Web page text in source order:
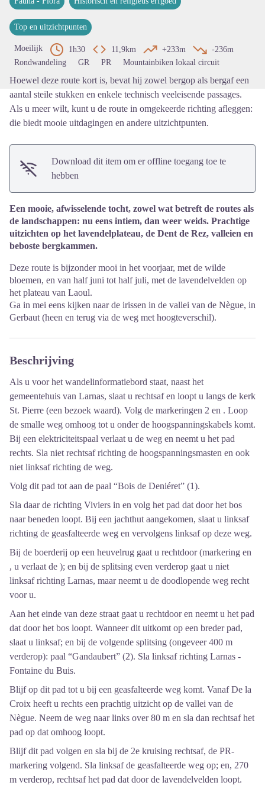
Bekijk de afbeelding op volledig
Top en uitzichtpunten
Moeilijk 1h30 11,9km +233m
-236m
Rondwandeling
GR PR Mountainbiken lokaal circuit
Hoewel deze route kort is, bevat hij zowel bergop als bergaf een
aantal steile stukken en enkele technisch veeleisende passages.
Als u meer wilt, kunt u de route in omgekeerde richting afleggen:
die biedt mooie uitdagingen en andere uitzichtpunten.
Download dit item om er offline toegang toe te
hebben
Een mooie, afwisselende tocht, zowel wat betreft de routes als
de landschappen: nu eens intiem, dan weer weids. Prachtige
uitzichten op het lavendelplateau, de Dent de Rez, valleien en
beboste bergkammen.
Deze route is bijzonder mooi in het voorjaar, met de wilde
bloemen, en van half juni tot half juli, met de lavendelvelden op
het plateau van Laoul.
Ga in mei eens kijken naar de irissen in de vallei van de Nègue, in
Gerbaut (heen en terug via de weg met hoogteverschil).
Beschrijving
Als u voor het wandelinformatiebord staat, naast het
gemeentehuis van Larnas, slaat u rechtsaf en loopt u langs de kerk
St. Pierre (een bezoek waard). Volg de markeringen 2 en . Loop
de smalle weg omhoog tot u onder de hoogspanningskabels komt.
Bij een elektriciteitspaal verlaat u de weg en neemt u het pad
rechts. Sla niet rechtsaf richting de hoogspanningsmasten en ook
niet linksaf richting de weg.
Volg dit pad tot aan de paal “Bois de Deniéret” (1).
Sla daar de richting Viviers in en volg het pad dat door het bos
naar beneden loopt. Bij een jachthut aangekomen, slaat u linksaf
richting de geasfalteerde weg en vervolgens linksaf op deze weg.
Bij de boerderij op een heuvelrug gaat u rechtdoor (markering en
, u verlaat de ); en bij de splitsing even verderop gaat u niet
linksaf richting Larnas, maar neemt u de doodlopende weg recht
voor u.
Aan het einde van deze straat gaat u rechtdoor en neemt u het pad
dat door het bos loopt. Wanneer dit uitkomt op een breder pad,
slaat u linksaf; en bij de volgende splitsing (ongeveer 400 m
verderop): paal “Gandaubert” (2). Sla linksaf richting Larnas -
Fontaine du Buis.
Blijf op dit pad tot u bij een geasfalteerde weg komt. Vanaf De la
Croix heeft u rechts een prachtig uitzicht op de vallei van de
Nègue. Neem de weg naar links over 80 m en sla dan rechtsaf het
pad op dat omhoog loopt.
Blijf dit pad volgen en sla bij de 2e kruising rechtsaf, de PR-
markering volgend. Sla linksaf de geasfalteerde weg op; en, 270
m verderop, rechtsaf het pad dat door de lavendelvelden loopt.